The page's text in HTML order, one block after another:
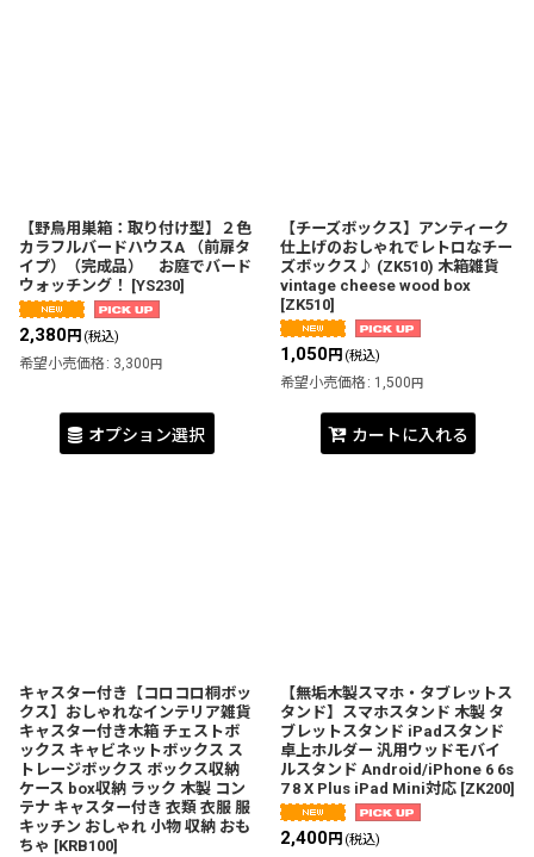
【野鳥用巣箱：取り付け型】２色
カラフルバードハウスA （前扉タ
イプ）（完成品） お庭でバード
ウォッチング！
[YS230]
2,380円 (税込)
希望小売価格 : 3,300 円
オプション選択
【チーズボックス】アンティーク
仕上げのおしゃれでレトロなチー
ズボックス♪ (ZK510) 木箱雑貨
vintage cheese wood box
[ZK510]
1,050円 (税込)
希望小売価格 : 1,500 円
カートに入れる
キャスター付き【コロコロ桐ボッ
クス】おしゃれなインテリア雑貨
キャスター付き木箱 チェストボ
ックス キャビネットボックス ス
トレージボックス ボックス収納
ケース box収納 ラック 木製 コン
テナ キャスター付き 衣類 衣服 服
キッチン おしゃれ 小物 収納 おも
ちゃ [KRB100]
【無垢木製スマホ・タブレットス
タンド】スマホスタンド 木製 タ
ブレットスタンド iPadスタンド
卓上ホルダー 汎用ウッドモバイ
ルスタンド Android/iPhone 6 6s
7 8 X Plus iPad Mini対応 [ZK200]
2,400円 (税込)